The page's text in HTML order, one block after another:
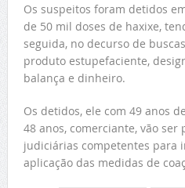
Os suspeitos foram detidos
de 50 mil doses de haxixe,
seguida, no decurso de
produto estupefaciente,
balança e dinheiro.
Os detidos, ele com 49 anos
48 anos, comerciante, vão
judiciárias competentes para
aplicação das medidas de